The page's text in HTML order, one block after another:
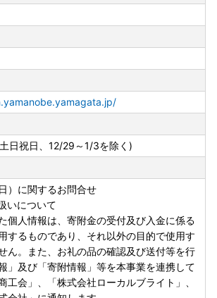
日祝日、12/29～1/3を除く)
）に関するお問合せ
いについて
個人情報は、寄附金の受付及び入金に係る
するものであり、それ以外の目的で使用す
ん。また、お礼の品の確認及び送付等を行
」及び「寄附情報」等を本事業を連携して
工会」、「株式会社ローカルブライト」、